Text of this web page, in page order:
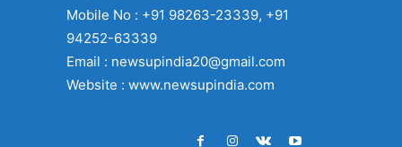
Mobile No : +91 98263-23339, +91
94252-63339
Email : newsupindia20@gmail.com
Website : www.newsupindia.com